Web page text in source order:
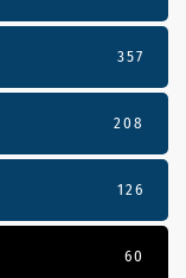
357
208
126
60